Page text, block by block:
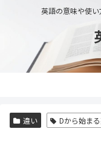
英語の意味や使
違い Dから始ま